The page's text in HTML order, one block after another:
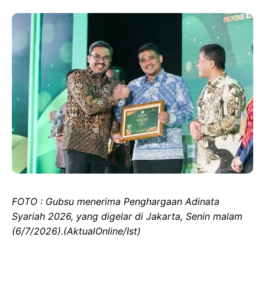
FOTO : Gubsu menerima Penghargaan Adinata
Syariah 2026, yang digelar di Jakarta, Senin malam
(6/7/2026).(AktualOnline/Ist)